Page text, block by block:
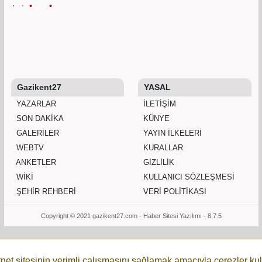
Gazikent27
YAZARLAR
SON DAKİKA
GALERİLER
WEBTV
ANKETLER
WİKİ
ŞEHİR REHBERİ
YASAL
İLETIŞIM
KÜNYE
YAYIN İLKELERI
KURALLAR
GIZLILIK
KULLANICI SÖZLEŞMESI
VERI POLITIKASI
Copyright © 2021 gazikent27.com - Haber Sitesi Yazılımı - 8.7.5